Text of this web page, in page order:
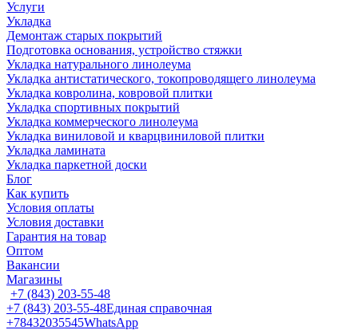
Услуги
Укладка
Демонтаж старых покрытий
Подготовка основания, устройство стяжки
Укладка натурального линолеума
Укладка антистатического, токопроводящего линолеума
Укладка ковролина, ковровой плитки
Укладка спортивных покрытий
Укладка коммерческого линолеума
Укладка виниловой и кварцвиниловой плитки
Укладка ламината
Укладка паркетной доски
Блог
Как купить
Условия оплаты
Условия доставки
Гарантия на товар
Оптом
Вакансии
Магазины
+7 (843) 203-55-48
+7 (843) 203-55-48Единая справочная
+78432035545WhatsApp